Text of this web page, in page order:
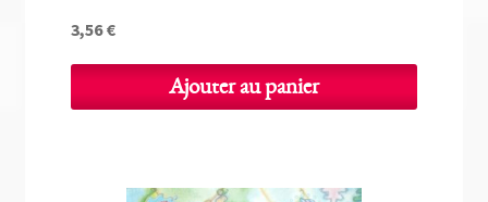
3,56€
Ajouter au panier